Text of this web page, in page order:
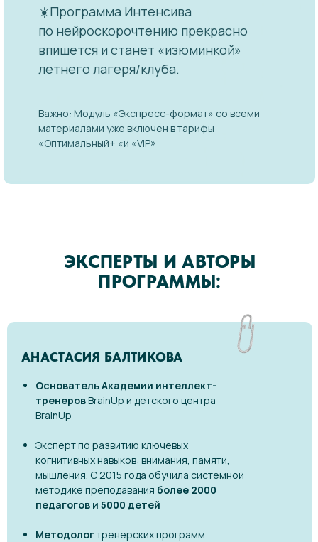
☀️Программа Интенсива
по нейроскорочтению прекрасно
впишется и станет «изюминкой»
летнего лагеря/клуба.
Важно: Модуль «Экспресс-формат» со всеми
материалами уже включен в тарифы
«Оптимальный+ «и «VIP»
ЭКСПЕРТЫ И АВТОРЫ
ПРОГРАММЫ:
Основатель Академии интеллект-
тренеровBrainUp и детского центра
BrainUp
Эксперт по развитию ключевых
когнитивных навыков: внимания, памяти,
мышления. С 2015 года обучила системной
методике преподавания более 2000
педагогов и 5000 детей
Методологтренерских программ
АНАСТАСИЯ БАЛТИКОВА